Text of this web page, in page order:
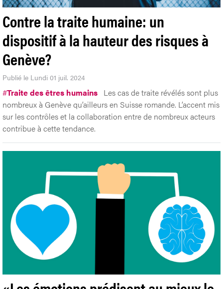
Contre la traite humaine: un
dispositif à la hauteur des risques à
Genève?
Publié le Lundi 01 juil. 2024
#Traite des êtres humains Les cas de traite révélés sont plus
nombreux à Genève qu’ailleurs en Suisse romande. L’accent mis
sur les contrôles et la collaboration entre de nombreux acteurs
contribue à cette tendance.